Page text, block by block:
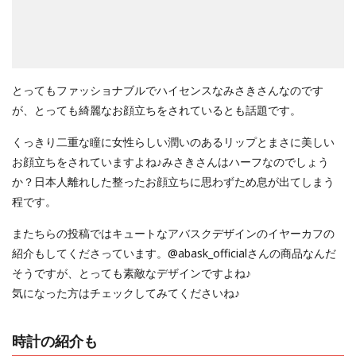
とってもファッショナブルでハイセンスなみさきさんなのです
が、とっても綺麗なお顔立ちをされているとも話題です。
くっきり二重な瞳に女性らしい潤いのあるリップとまさに美しい
お顔立ちをされていますよね♪みさきさんはハーフなのでしょう
か？日本人離れした整ったお顔立ちに思わずため息が出てしまう
程です。
またちらの投稿ではキュートなアバスクデザインのイヤーカフの
紹介もしてくださっています。@abask_officialさんの商品なんだ
そうですが、とっても素敵なデザインですよね♪
気になった方はチェックしてみてくださいね♪
時計の紹介も